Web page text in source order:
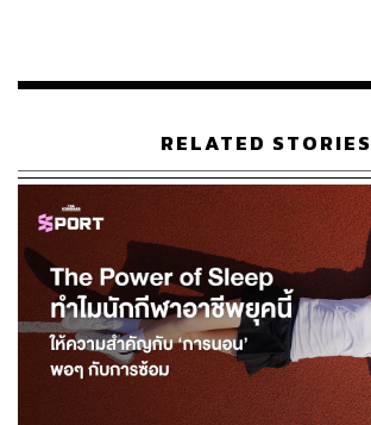
อย่างไรให้นอนหลับได้ดีขึ้นRELATED STORIES